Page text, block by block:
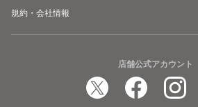
規約・会社情報
店舗公式アカウント